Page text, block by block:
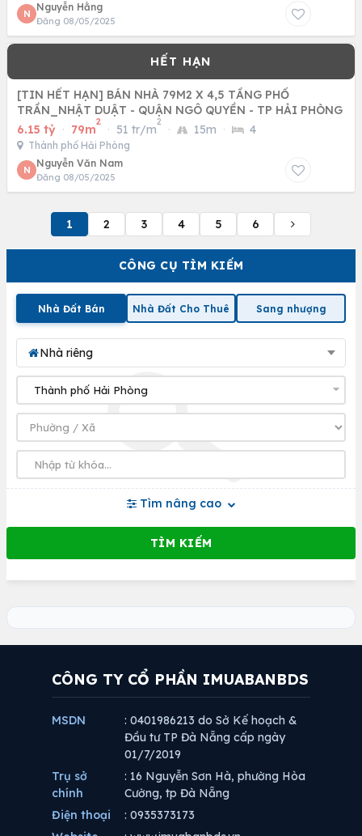
CÔNG CỤ TÌM KIẾM
Nhà Đất Bán Nhà Đất Cho Thuê Sang nhượng
Nhà riêng
Tìm nâng cao
N
Nguyễn Hằng
Đăng 08/05/2025
[TIN HẾT HẠN] BÁN NHÀ 79M2 X 4,5 TẦNG PHỐ
TRẦN_NHẬT DUẬT - QUẬN NGÔ QUYỀN - TP HẢI PHÒNG
6.15 tỷ · 79m
2
· 51 tr/m
2
· 15m · 4
Thành phố Hải Phòng
N
Nguyễn Văn Nam
Đăng 08/05/2025
1 2 3 4 5 6
CÔNG TY CỔ PHẦN IMUABANBDS
MSDN
: 0401986213 do Sở Kế hoạch &
Đầu tư TP Đà Nẵng cấp ngày
01/7/2019
Trụ sở
chính
: 16 Nguyễn Sơn Hà, phường Hòa
Cường, tp Đà Nẵng
Điện thoại
: 0935373173